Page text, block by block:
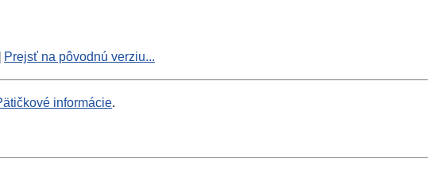
Prejsť na pôvodnú verziu...
informácie.